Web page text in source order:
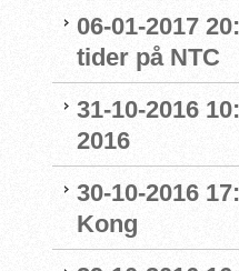
06-01-2017
tider på NTC
31-10-2016
2016
30-10-2016
Kong